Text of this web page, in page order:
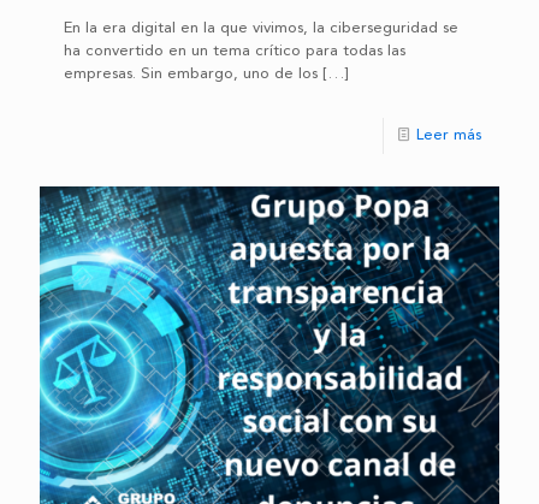
En la era digital en la que vivimos, la ciberseguridad se
ha convertido en un tema crítico para todas las
empresas. Sin embargo, uno de los […]
Leer más